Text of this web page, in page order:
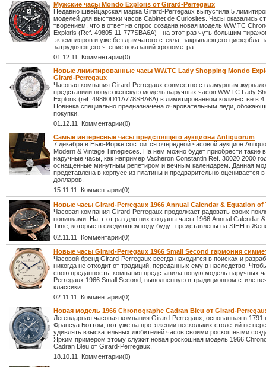
Мужские часы Mondo Exploris от Girard-Perregaux
Недавно швейцарская марка Girard-Perregaux выпустила 5
моделей для выставки часов Cabinet de Curiosites. Часы оказались
творением, что в ответ на спрос создана новая модель WW.TC
Exploris (Ref. 49805-11-777SBA6A) - на этот раз чуть большим
экземпляров и уже без дымчатого стекла, закрывающего циферблат
затрудняющего чтение показаний хронометра.
01.12.11 Комментарии(0)
Новые лимитированные часы WW.TC Lady Shopping Mondo
Girard-Perregaux
Часовая компания Girard-Perregaux совместно с гламурным
представили новую женскую модель наручных часов WW.TC Lady
Exploris (ref. 49860D11A778SBA6A) в лимитированном количестве в
Новинка специально предназначена очаровательным леди,
покупки.
01.12.11 Комментарии(0)
Самые интересные часы предстоящего аукциона Antiquorum
7 декабря в Нью-Йорке состоится очередной часовой аукцион
Modern & Vintage Timepieces. На нем можно будет приобрести такие
наручные часы, как например Vacheron Constantin Ref. 30020 2000
оснащенные минутным репетиром и вечным календарем. Данная
представлена в корпусе из платины и предварительно оценивается
долларов.
15.11.11 Комментарии(0)
Новые часы Girard-Perregaux 1966 Annual Calendar & Equation of
Часовая компания Girard-Perregaux продолжает радовать своих
новинками. На этот раз для них созданы часы 1966 Annual Calendar
Time, которые в следующем году будут представлены на SIHH в
02.11.11 Комментарии(0)
Новые часы Girard-Perregaux 1966 Small Second гармония
Часовой бренд Girard-Perregaux всегда находится в поисках и
никогда не отходит от традиций, переданных ему в наследство.
свою преданность, компания представила новую модель наручных
Perregaux 1966 Small Second, выполненную в традиционном стиле
классики.
02.11.11 Комментарии(0)
Новая модель 1966 Chronographe Cadran Bleu от Girard-
Легендарная часовая компания Girard-Perregaux, основанная в
Франсуа Боттом, вот уже на протяжении нескольких столетий не
удивлять взыскательных любителей часов своими роскошными
Ярким примером этому служит новая роскошная модель 1966
Cadran Bleu от Girard-Perregaux.
18.10.11 Комментарии(0)